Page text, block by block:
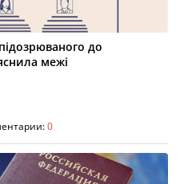
до
межі
0